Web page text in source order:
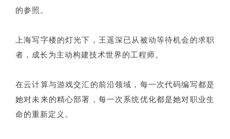
的参照。
上海写字楼的灯光下，王遥深已从被动等待机会的求职
者，成长为主动构建技术世界的工程师。
在云计算与游戏交汇的前沿领域，每一次代码编写都是
她对未来的精心部署，每一次系统优化都是她对职业生
命的重新定义。